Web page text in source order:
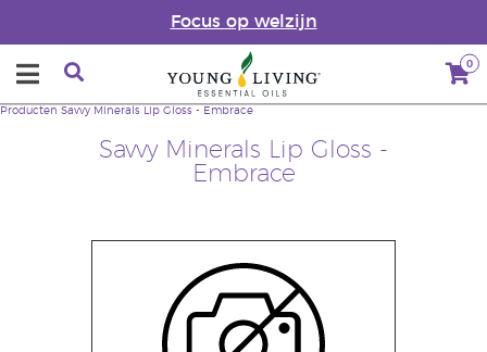
Focus op welzijn
0
Savvy Minerals Lip Gloss -
Embrace
Producten Savvy Minerals Lip Gloss - Embrace